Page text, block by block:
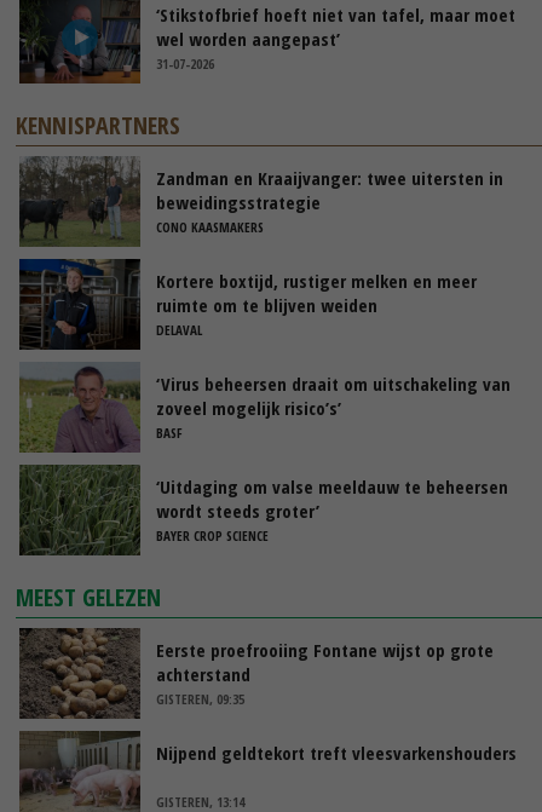
‘Stikstofbrief hoeft niet van tafel, maar moet
wel worden aangepast’
31-07-2026
KENNISPARTNERS
Zandman en Kraaijvanger: twee uitersten in
beweidingsstrategie
CONO KAASMAKERS
Kortere boxtijd, rustiger melken en meer
ruimte om te blijven weiden
DELAVAL
‘Virus beheersen draait om uitschakeling van
zoveel mogelijk risico’s’
BASF
‘Uitdaging om valse meeldauw te beheersen
wordt steeds groter’
BAYER CROP SCIENCE
MEEST GELEZEN
Eerste proefrooiing Fontane wijst op grote
achterstand
GISTEREN, 09:35
Nijpend geldtekort treft vleesvarkenshouders
GISTEREN, 13:14